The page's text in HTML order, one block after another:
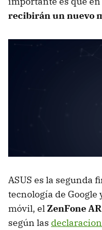
recibirán un nuevo
ASUS es la segunda
tecnología de
móvil, elZenFone AR
según las